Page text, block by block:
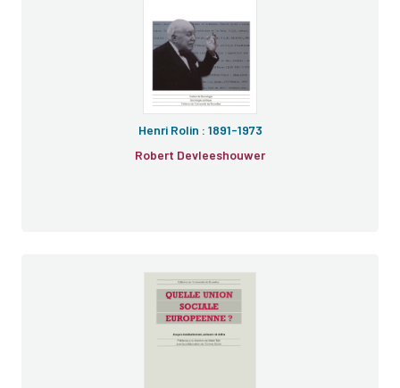
Henri Rolin : 1891-1973
Robert Devleeshouwer